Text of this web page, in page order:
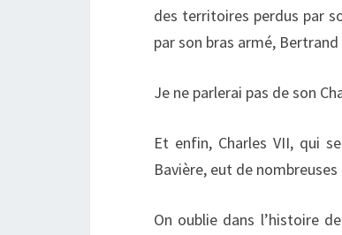
des territoires perdus par
par son bras armé,
Je ne parlerai pas de son
Et enfin, Charles VII, qui
Bavière, eut de
On oublie dans l’histoire